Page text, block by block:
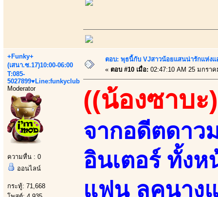
+Funky+
(เสนา.ซ.17)10:00-06:00
T:085-
5027899♥Line:funkyclub
Moderator
ความหื่น : 0
ออนไลน์
กระทู้: 71,668
ตอบ: พุธนี้กับ VJสาวน้อยแสนน่ารักแห่งแ
« ตอบ #10 เมื่อ: 02:47:10 AM 25 มกรา
((น้องซาบะ)
จากอดีตดาว
อินเตอร์ ทั้งห
แฟน ลุคนาง